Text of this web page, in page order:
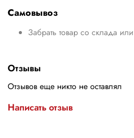
Самовывоз
Забрать товар со склада
Отзывы
Отзывов еще никто не оставлял
Написать отзыв